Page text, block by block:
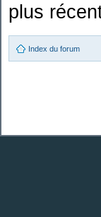
plus
Index du forum